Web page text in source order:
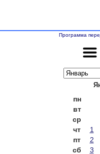
Программа
пн
вт
ср
чт
1
пт
2
сб
3